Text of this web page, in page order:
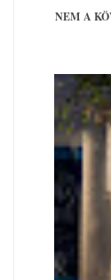
NEM A